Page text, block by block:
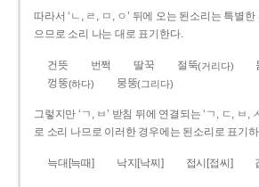
따라서 ‘ㄴ, ㄹ, ㅁ, ㅇ’ 뒤에 오는 된소리는 특별
으므로 소리 나는 대로 표기한다.
건뜻 번쩍 딸꾹 절뚝(거리다)
껑뚱(하다) 뭉뚱(그리다)
그렇지만 ‘ㄱ, ㅂ’ 받침 뒤에 연결되는 ‘ㄱ, ㄷ, ㅂ,
로 소리 나므로 이러한 경우에는 된소리로 표기
늑대[늑때] 낙지[낙찌] 접시[접씨]